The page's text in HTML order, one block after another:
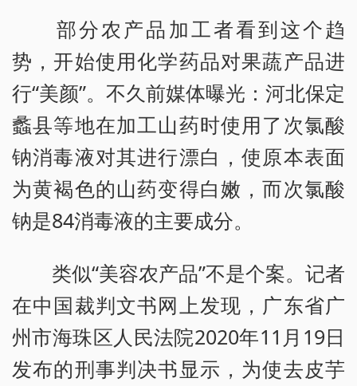
部分农产品加工者看到这个趋
势，开始使用化学药品对果蔬产品进
行“美颜”。不久前媒体曝光：河北保定
蠡县等地在加工山药时使用了次氯酸
钠消毒液对其进行漂白，使原本表面
为黄褐色的山药变得白嫩，而次氯酸
钠是84消毒液的主要成分。
类似“美容农产品”不是个案。记者
在中国裁判文书网上发现，广东省广
州市海珠区人民法院2020年11月19日
发布的刑事判决书显示，为使去皮芋